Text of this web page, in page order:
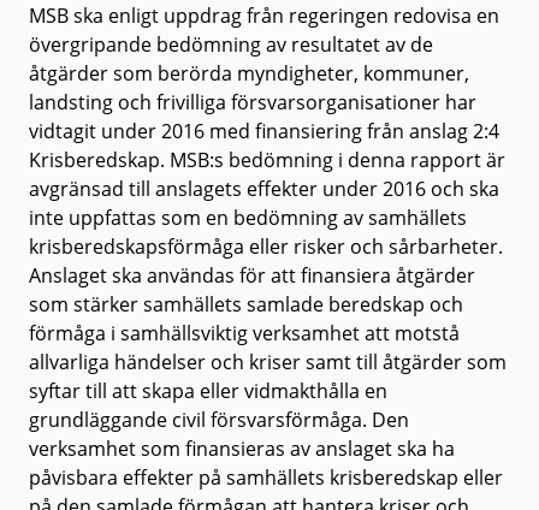
MSB ska enligt uppdrag från regeringen redovisa en
övergripande bedömning av resultatet av de
åtgärder som berörda myndigheter, kommuner,
landsting och frivilliga försvarsorganisationer har
vidtagit under 2016 med finansiering från anslag 2:4
Krisberedskap. MSB:s bedömning i denna rapport är
avgränsad till anslagets effekter under 2016 och ska
inte uppfattas som en bedömning av samhällets
krisberedskapsförmåga eller risker och sårbarheter.
Anslaget ska användas för att finansiera åtgärder
som stärker samhällets samlade beredskap och
förmåga i samhällsviktig verksamhet att motstå
allvarliga händelser och kriser samt till åtgärder som
syftar till att skapa eller vidmakthålla en
grundläggande civil försvarsförmåga. Den
verksamhet som finansieras av anslaget ska ha
påvisbara effekter på samhällets krisberedskap eller